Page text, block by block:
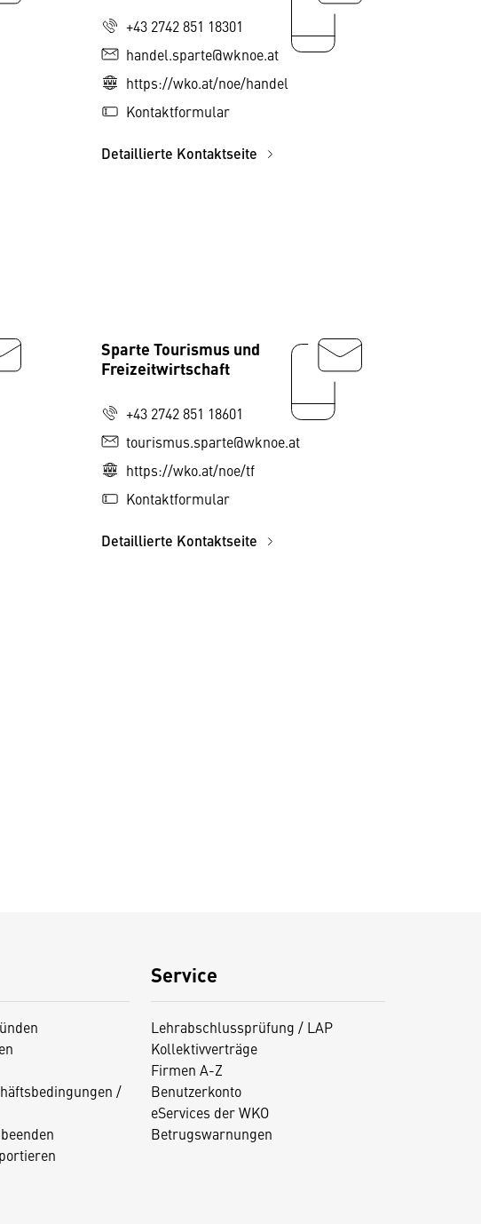
+43 2742 851 18301
handel.sparte@wknoe.at
https://wko.at/noe/handel
Kontaktformular
Detaillierte Kontaktseite
Sparte Tourismus und
Freizeitwirtschaft
+43 2742 851 18601
tourismus.sparte@wknoe.at
https://wko.at/noe/tf
Kontaktformular
Detaillierte Kontaktseite
/
Service
Lehrabschlussprüfung / LAP
Kollektivverträge
Firmen A-Z
Benutzerkonto
eServices der WKO
Betrugswarnungen